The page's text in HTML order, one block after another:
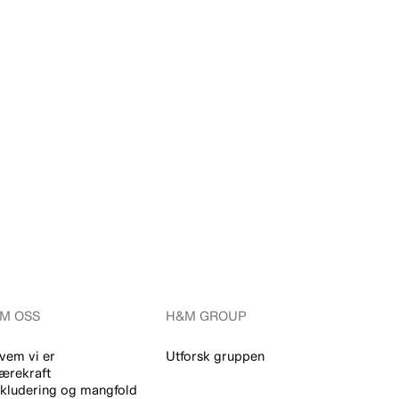
OSS
vi er
og mangfold
H&M GROUP
Utforsk gruppen